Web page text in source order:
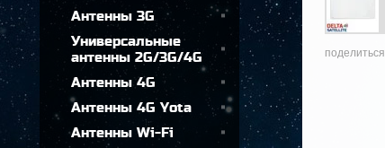
Антенны 3G
Универсальные
антенны 2G/3G/4G
Антенны 4G
Антенны 4G Yota
Антенны Wi-Fi
поделиться